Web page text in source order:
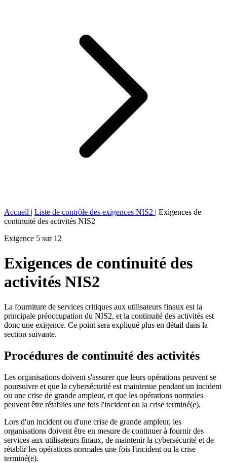
Accueil | Liste de contrôle des exigences NIS2 | Exigences de
continuité des activités NIS2
Exigence 5 sur 12
Exigences de continuité des
activités NIS2
La fourniture de services critiques aux utilisateurs finaux est la
principale préoccupation du NIS2, et la continuité des activités est
donc une exigence. Ce point sera expliqué plus en détail dans la
section suivante.
Procédures de continuité des activités
Les organisations doivent s'assurer que leurs opérations peuvent se
poursuivre et que la cybersécurité est maintenue pendant un incident
ou une crise de grande ampleur, et que les opérations normales
peuvent être rétablies une fois l'incident ou la crise terminé(e).
Lors d'un incident ou d'une crise de grande ampleur, les
organisations doivent être en mesure de continuer à fournir des
services aux utilisateurs finaux, de maintenir la cybersécurité et de
rétablir les opérations normales une fois l'incident ou la crise
terminé(e).